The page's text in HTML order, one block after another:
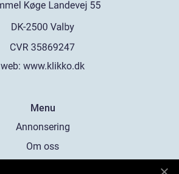
web: www.klikko.dk
Menu
Annonsering
Om oss